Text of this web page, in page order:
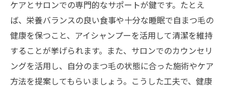
ケアとサロンでの専門的なサポートが鍵です。たとえ
ば、栄養バランスの良い食事や十分な睡眠で自まつ毛の
健康を保つこと、アイシャンプーを活用して清潔を維持
することが挙げられます。また、サロンでのカウンセリ
ングを活用し、自分のまつ毛の状態に合った施術やケア
方法を提案してもらいましょう。こうした工夫で、健康